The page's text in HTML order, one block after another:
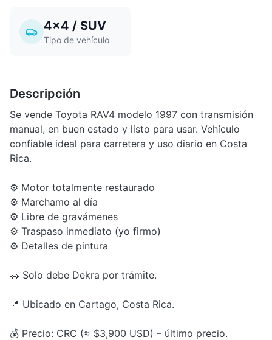
4x4 / SUV
Tipo de vehículo
Descripción
Se vende Toyota RAV4 modelo 1997 con transmisión
manual, en buen estado y listo para usar. Vehículo
confiable ideal para carretera y uso diario en Costa
Rica.
⚙️ Motor totalmente restaurado
⚙️ Marchamo al día
⚙️ Libre de gravámenes
⚙️ Traspaso inmediato (yo firmo)
⚙️ Detalles de pintura
🚗 Solo debe Dekra por trámite.
📍 Ubicado en Cartago, Costa Rica.
💰 Precio: CRC (≈ $3,900 USD) – último precio.